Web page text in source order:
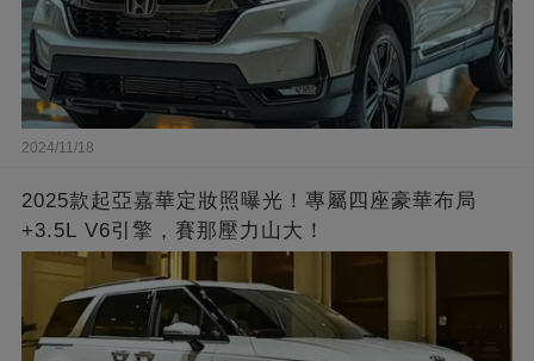
2024/11/18
2025款起亞嘉華定妝照曝光！專屬四座豪華布局
+3.5L V6引擎，賽那壓力山大！